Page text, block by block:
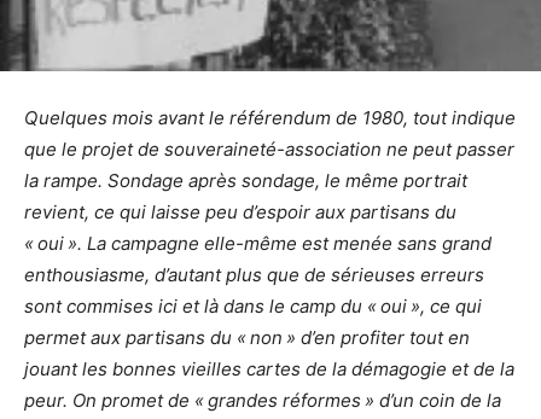
Quelques mois avant le référendum de 1980, tout indique
que le projet de souveraineté-association ne peut passer
la rampe. Sondage après sondage, le même portrait
revient, ce qui laisse peu d’espoir aux partisans du
« oui ». La campagne elle-même est menée sans grand
enthousiasme, d’autant plus que de sérieuses erreurs
sont commises ici et là dans le camp du « oui », ce qui
permet aux partisans du « non » d’en profiter tout en
jouant les bonnes vieilles cartes de la démagogie et de la
peur. On promet de « grandes réformes » d’un coin de la